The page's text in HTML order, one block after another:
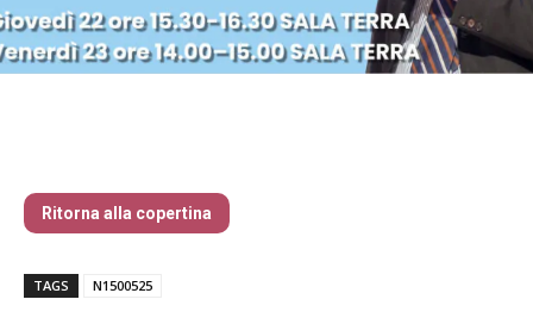
Ritorna alla copertina
TAGS N1500525